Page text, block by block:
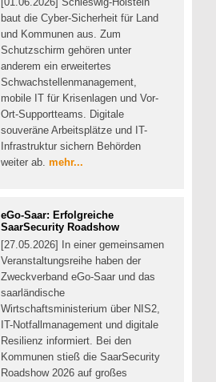
baut die Cyber-Sicherheit für Land
und Kommunen aus. Zum
Schutzschirm gehören unter
anderem ein erweitertes
Schwachstellenmanagement,
mobile IT für Krisenlagen und Vor-
Ort-Supportteams. Digitale
souveräne Arbeitsplätze und IT-
Infrastruktur sichern Behörden
weiter ab. mehr...
eGo-Saar: Erfolgreiche
SaarSecurity Roadshow
[27.05.2026] In einer gemeinsamen
Veranstaltungsreihe haben der
Zweckverband eGo-Saar und das
saarländische
Wirtschaftsministerium über NIS2,
IT-Notfallmanagement und digitale
Resilienz informiert. Bei den
Kommunen stieß die SaarSecurity
Roadshow 2026 auf großes